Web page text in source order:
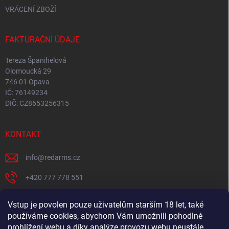
Vstup je povolen pouze uživatelům starším 18 let, také
používáme cookies, abychom Vám umožnili pohodlné
VRÁCENÍ ZBOŽÍ
FAKTURAČNÍ ÚDAJE
Tereza Španihelová
Olomoucká 29
746 01 Opava
IČ: 76149234
DIČ: CZ8653256315
KONTAKT
info@redarms.cz
+420 777 778 551
redarms_cz/